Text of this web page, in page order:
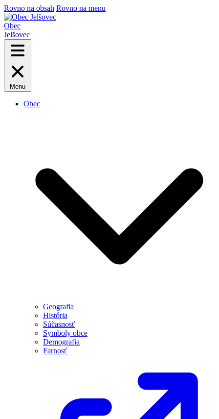
Rovno na obsah Rovno na menu
Obec
Jelšovec
Menu
Obec
Geografia
História
Súčasnosť
Symboly obce
Demografia
Farnosť